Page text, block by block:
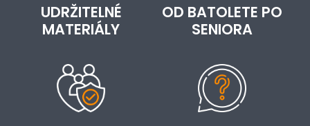
UDRŽITELNÉ
MATERIÁLY
OD BATOLETE PO
SENIORA